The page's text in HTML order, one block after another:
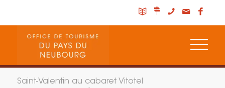
Saint-Valentin au cabaret Vitotel